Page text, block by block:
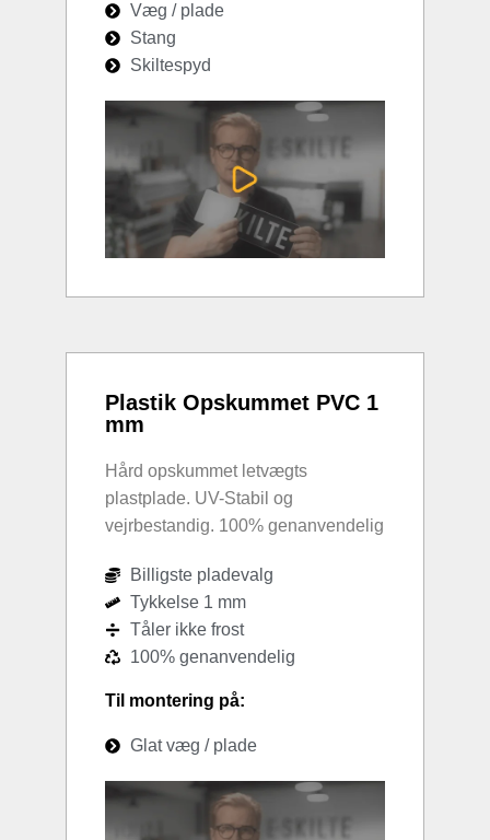
Væg / plade
Stang
Skiltespyd
Plastik Opskummet PVC 1
mm
Hård opskummet letvægts
plastplade. UV-Stabil og
vejrbestandig. 100% genanvendelig
Billigste pladevalg
Tykkelse 1 mm
Tåler ikke frost
100% genanvendelig
Til montering på:
Glat væg / plade